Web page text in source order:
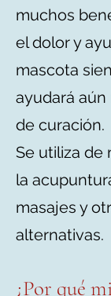
muchos
el dolor y
mascota
ayudará aún
de curación.
Se utiliza de
la
masajes y
alternativas.
¿Por qué